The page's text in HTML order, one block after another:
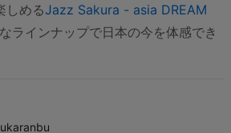
しめるJazz Sakura - asia DREAM
ラインナップで日本の今を体感でき